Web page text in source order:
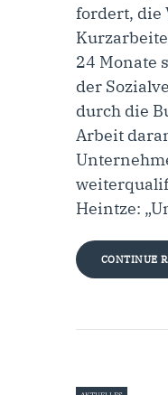
fordert, die
24 Monate
der
durch die
Arbeit
Heintze:
CONTINUE